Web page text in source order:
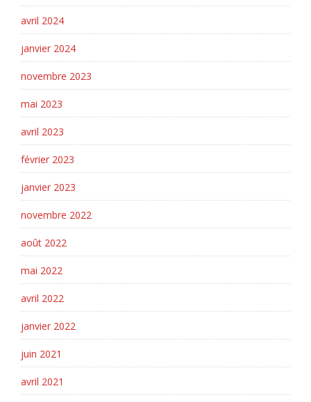
avril 2024
janvier 2024
novembre 2023
mai 2023
avril 2023
février 2023
janvier 2023
novembre 2022
août 2022
mai 2022
avril 2022
janvier 2022
juin 2021
avril 2021